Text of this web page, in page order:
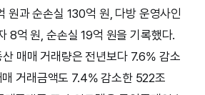
원과 순손실 130억 원, 다방 운영사인
8억 원, 순손실 19억 원을 기록했다.
매매 거래량은 전년보다 7.6% 감소
거래금액도 7.4% 감소한 522조